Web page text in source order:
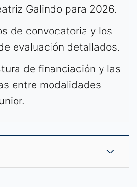
Galindo para 2026.
de convocatoria y los
evaluación detallados.
de financiación y las
entre modalidades